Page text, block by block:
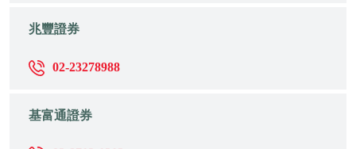
兆豐證券
02-23278988
基富通證券